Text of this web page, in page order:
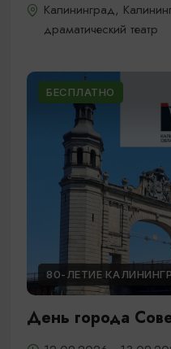
Калининград,
драматический театр
БЕСПЛАТНО
80-ЛЕТИЕ
День города